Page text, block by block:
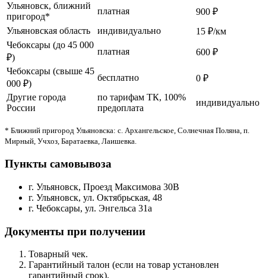
Ульяновск, ближний
пригород*
платная
900 ₽
Ульяновская область
индивидуально
15 ₽/км
Чебоксары (до 45 000
₽)
платная
600 ₽
Чебоксары (свыше 45
000 ₽)
бесплатно
0 ₽
Другие города
России
по тарифам ТК, 100%
предоплата
индивидуально
* Ближний пригород Ульяновска: с. Архангельское, Солнечная Поляна, п.
Мирный, Учхоз, Баратаевка, Лаишевка.
Пункты самовывоза
г. Ульяновск, Проезд Максимова 30В
г. Ульяновск, ул. Октябрьская, 48
г. Чебоксары, ул. Энгельса 31а
Документы при получении
Товарный чек.
Гарантийный талон (если на товар установлен
гарантийный срок).